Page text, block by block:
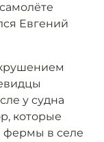
Евгений
у судна
которые
фермы в селе